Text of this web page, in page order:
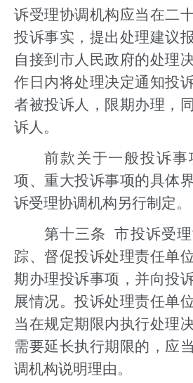
诉受理协调机构应当在二
投诉事实，提出处理建议
自接到市人民政府的处理
作日内将处理决定通知投
者被投诉人，限期办理，
诉人。
前款关于一般投诉
项、重大投诉事项的具体
诉受理协调机构另行制定。
第十三条 市投诉受
踪、督促投诉处理责任单
期办理投诉事项，并向投
展情况。投诉处理责任单
当在规定期限内执行处理
需要延长执行期限的，应
调机构说明理由。